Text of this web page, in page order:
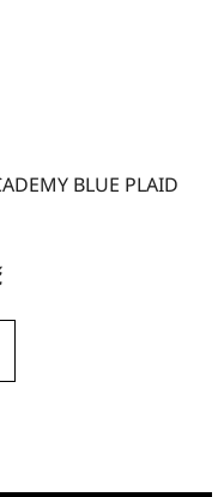
BLUE PLAID